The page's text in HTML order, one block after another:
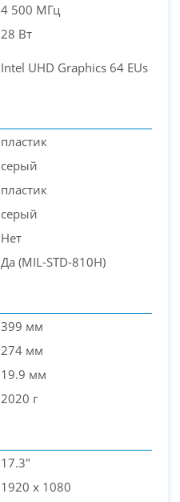
4 500 МГц
28 Вт
Intel UHD Graphics 64 EUs
пластик
серый
пластик
серый
Нет
Да (MIL-STD-810H)
399 мм
274 мм
19.9 мм
2020 г
17.3"
1920 x 1080